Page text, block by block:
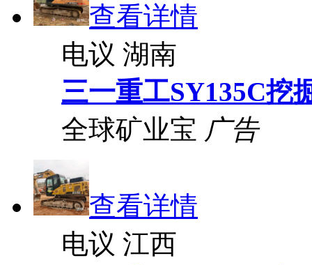
查看详情
电议 湖南
三一重工SY135C挖
全球矿业宝 广告
查看详情
电议 江西